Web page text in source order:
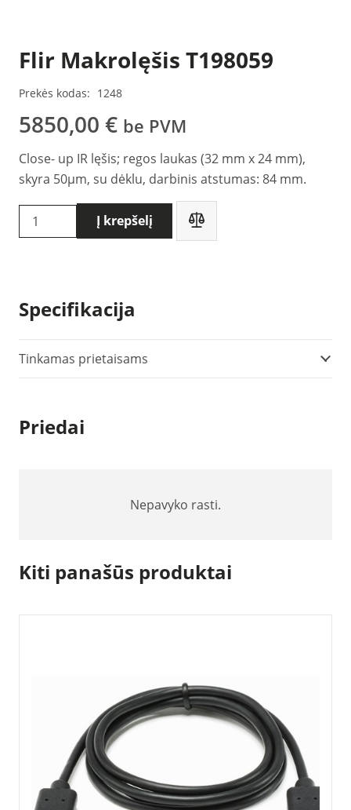
Flir Makrolęšis T198059
Prekės kodas: 1248
5850,00 € be PVM
Close- up IR lęšis; regos laukas (32 mm x 24 mm),
skyra 50µm, su dėklu, darbinis atstumas: 84 mm.
produkto
kiekis:
Į krepšelį
Specifikacija
Tinkamas prietaisams
Priedai
Nepavyko rasti.
Kiti panašūs produktai